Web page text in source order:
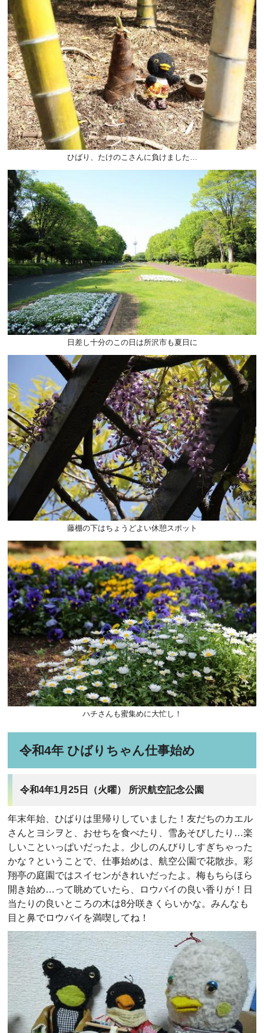
ひばり、たけのこさんに負けました…
日差し十分のこの日は所沢市も夏日に
藤棚の下はちょうどよい休憩スポット
ハチさんも蜜集めに大忙し！
令和4年 ひばりちゃん仕事始め
令和4年1月25日（火曜） 所沢航空記念公園
年末年始、ひばりは里帰りしていました！友だちのカエル
さんとヨシヲと、おせちを食べたり、雪あそびしたり…楽
しいこといっぱいだったよ。少しのんびりしすぎちゃった
かな？ということで、仕事始めは、航空公園で花散歩。彩
翔亭の庭園ではスイセンがきれいだったよ。梅もちらほら
開き始め…って眺めていたら、ロウバイの良い香りが！日
当たりの良いところの木は8分咲きくらいかな。みんなも
目と鼻でロウバイを満喫してね！